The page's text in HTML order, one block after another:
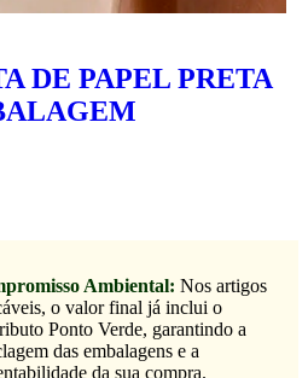
DE PAPEL PRETA
Ambiental: Nos artigos
o valor final já inclui o
Ponto Verde, garantindo a
das embalagens e a
da sua compra.